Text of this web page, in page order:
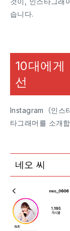
습니다.
10대에게
선
Instagram（인스
타그래머를 소개
네오 씨